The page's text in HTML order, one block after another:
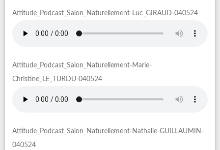
Attitude_Podcast_Salon_Naturellement-Luc_GIRAUD-040524
Attitude_Podcast_Salon_Naturellement-Marie-
Christine_LE_TURDU-040524
Attitude_Podcast_Salon_Naturellement-Nathalie-GUILLAUMIN-
040524